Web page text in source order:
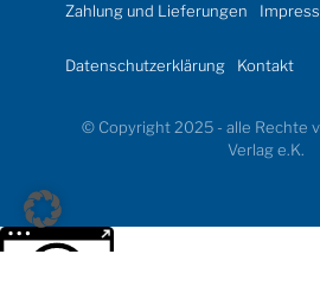
Zahlung und Lieferungen
Datenschutzerklärung Kontakt
© Copyright 2025 - alle Rechte
Verlag e.K.
Weitere Informationen über den